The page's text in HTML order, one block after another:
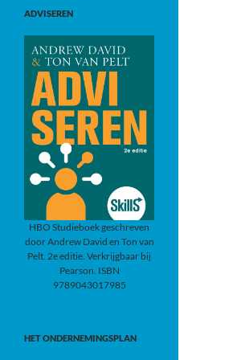
ADVISEREN
HBO Studieboek geschreven
door Andrew David en Ton van
Pelt. 2e editie. Verkrijgbaar bij
Pearson. ISBN
9789043017985
HET ONDERNEMINGSPLAN